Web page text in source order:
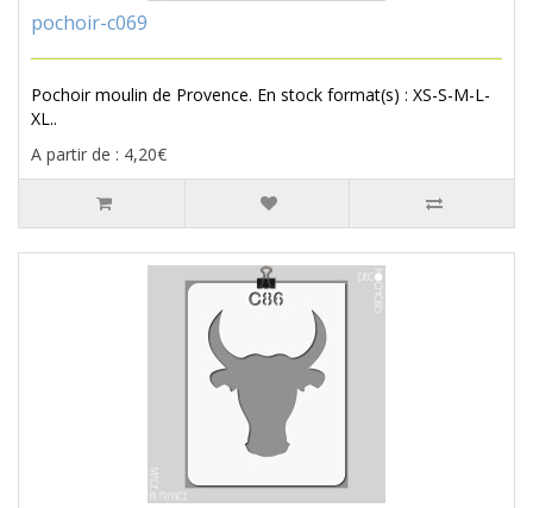
pochoir-c069
Pochoir moulin de Provence. En stock format(s) : XS-S-M-L-
XL..
A partir de : 4,20€